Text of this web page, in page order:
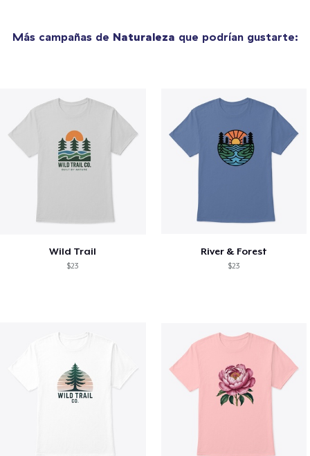
Más campañas de Naturaleza que podrían gustarte:
Wild Trail
$23
River & Forest
$23